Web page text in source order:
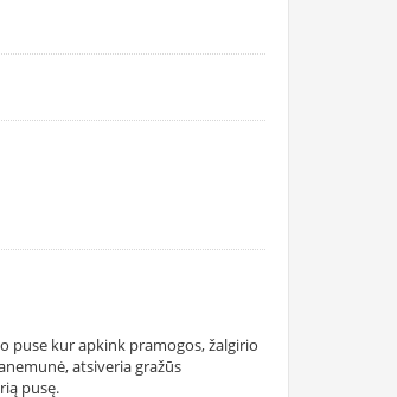
puse kur apkink pramogos, žalgirio
atsiveria gražūs
pusę.